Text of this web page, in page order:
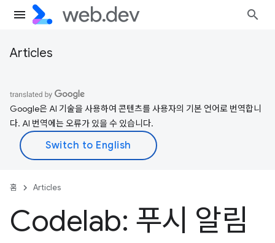
Articles
Google은 AI 기술을 사용하여 콘텐츠를 사용자의 기본 언어로 번역합니
다. AI 번역에는 오류가 있을 수 있습니다.
홈 Articles
Codelab: 푸시 알림